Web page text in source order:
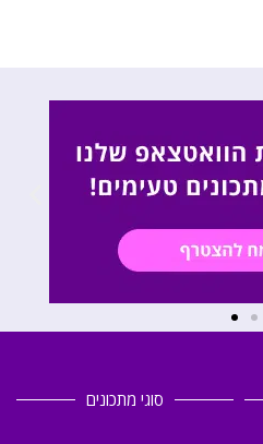
סוגי מתכונים